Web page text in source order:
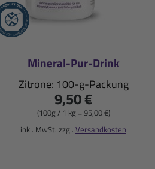
Mineral-Pur-Drink
Zitrone: 100-g-Packung
9,50 €
(100g / 1 kg = 95,00 €)
inkl. MwSt. zzgl. Versandkosten